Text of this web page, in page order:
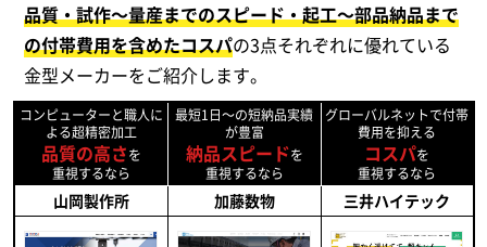
品質・試作～量産までのスピード・起工～部品納品まで
の付帯費用を含めたコスパの3点それぞれに優れている
金型メーカーをご紹介します。
コンピューターと職人に
よる超精密加工
品質の高さを
重視するなら
最短1日～の短納品実績
が豊富
納品スピードを
重視するなら
グローバルネットで付帯
費用を抑える
コスパを
重視するなら
山岡製作所 加藤数物 三井ハイテック